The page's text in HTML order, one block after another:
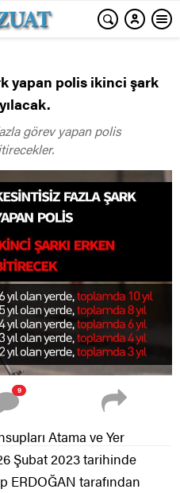
yapan polis ikinci şark
görev yapan polis
9
Atama ve Yer
Şubat 2023 tarihinde
ERDOĞAN tarafından